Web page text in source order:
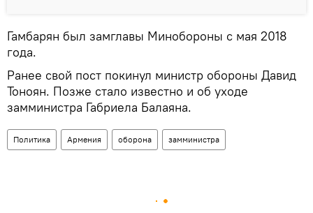
Гамбарян был замглавы Минобороны с мая 2018
года.
Ранее свой пост покинул министр обороны Давид
Тоноян. Позже стало известно и об уходе
замминистра Габриела Балаяна.
Политика Армения оборона замминистра